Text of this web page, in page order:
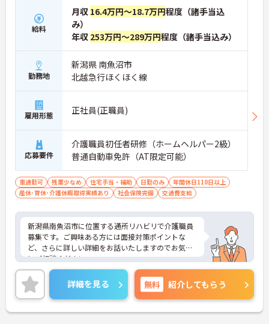
給料
月収 16.4万円～18.7万円程度（諸手当込
み）
年収 253万円～289万円程度（諸手当込み）
勤務地
新潟県 南魚沼市
北越急行ほくほく線
雇用形態 正社員(正職員)
応募要件
介護職員初任者研修（ホームヘルパー2級）
普通自動車免許（AT限定可能）
車通勤可 残業少なめ 住宅手当・補助 日勤のみ
年間休日110日以上
産休･育休･介護休暇取得実績あり
社会保険完備 交通費支給
新潟県南魚沼市に位置する通所リハビリで介護職員
募集です。ご興味ある方には面接対策ポイントな
ど、さらに詳しい詳細をお話いたしますのでお気軽
にご相談ください。
詳細を見る 無料 紹介してもらう